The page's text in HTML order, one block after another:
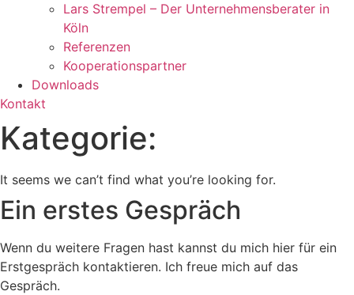
Lars Strempel – Der Unternehmensberater in
Köln
Referenzen
Kooperationspartner
Downloads
Kontakt
Kategorie:
It seems we can’t find what you’re looking for.
Ein erstes Gespräch
Wenn du weitere Fragen hast kannst du mich hier für ein
Erstgespräch kontaktieren. Ich freue mich auf das
Gespräch.